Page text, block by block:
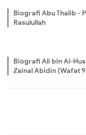
Biografi Abu Thalib -
Rasulullah
Biografi Ali bin Al-
Zainal Abidin (Wafat